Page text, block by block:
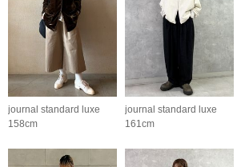
journal standard luxe
158cm
journal standard luxe
161cm